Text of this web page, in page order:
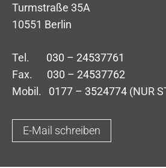
Turmstraße 35A
10551 Berlin
Tel. 030 – 24537761
Fax. 030 – 24537762
Mobil. 0177 – 3524774(NUR
E-Mail schreiben